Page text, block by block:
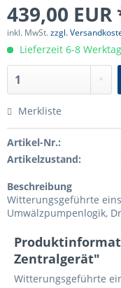
439,00 EUR
inkl. MwSt.zzgl.
Lieferzeit 6-8
Merkliste
Artikel-Nr.:
Artikelzustand:
Beschreibung
Witterungsgeführte
Umwälzpumpenlogik,
Zentralgerät"
Witterungsgeführte